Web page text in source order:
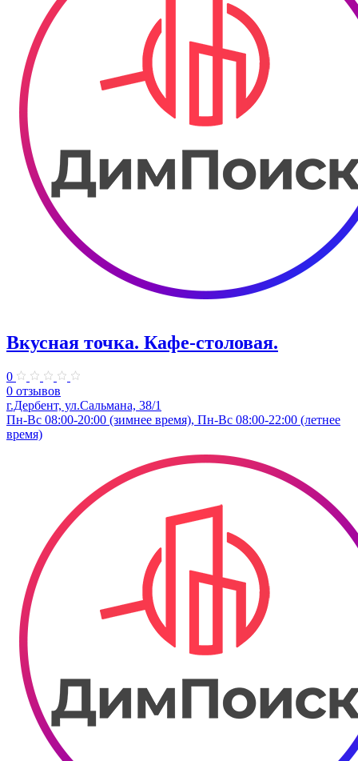
Вкусная точка. ​Кафе-столовая.
0
0 отзывов
г.Дербент, ​ул.​Сальмана, 38/1
Пн-Вс 08:00-20:00 (зимнее время), Пн-Вс 08:00-22:00 (летнее
время)